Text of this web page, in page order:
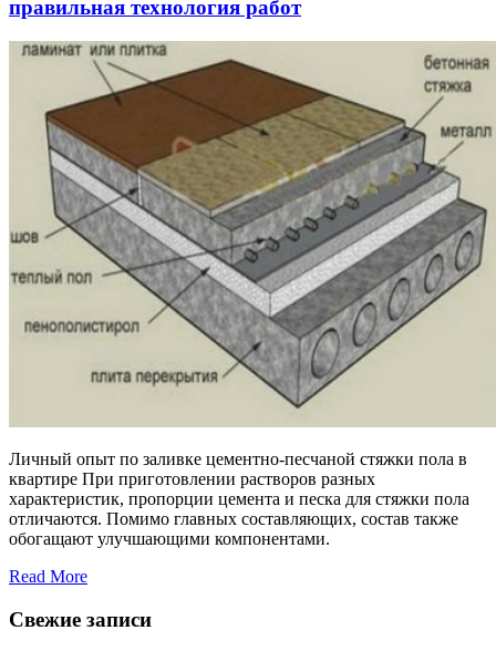
правильная технология работ
Личный опыт по заливке цементно-песчаной стяжки пола в
квартире При приготовлении растворов разных
характеристик, пропорции цемента и песка для стяжки пола
отличаются. Помимо главных составляющих, состав также
обогащают улучшающими компонентами.
Read More
Свежие записи